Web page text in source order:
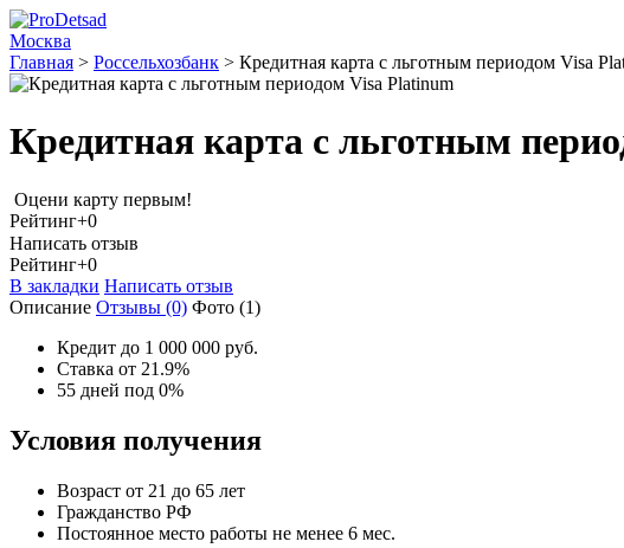
Москва
Главная > Россельхозбанк > Кредитная карта с льготным периодом Visa
Кредитная карта с льготным
Оцени карту первым!
Рейтинг+0
Написать отзыв
Рейтинг+0
В закладки Написать отзыв
Описание Отзывы (0) Фото (1)
Кредит до 1 000 000 руб.
Ставка от 21.9%
55 дней под 0%
Условия получения
Возраст от 21 до 65 лет
Гражданство РФ
Постоянное место работы не менее 6 мес.